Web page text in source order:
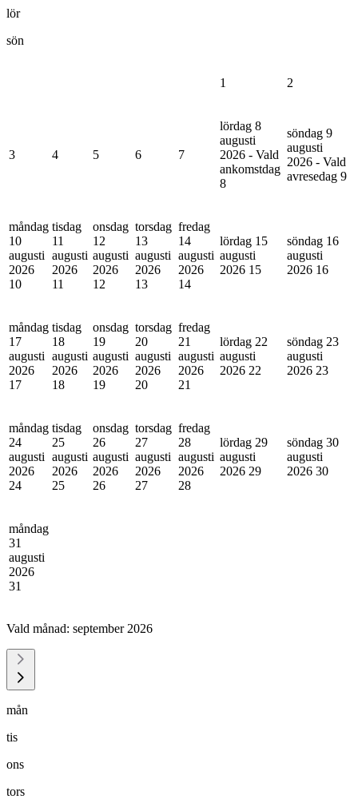
lör
sön
1 2
3 4 5 6 7
lördag 8
augusti
2026 - Vald
ankomstdag
8
söndag 9
augusti
2026 - Vald
avresedag 9
måndag
10
augusti
2026
10
tisdag
11
augusti
2026
11
onsdag
12
augusti
2026
12
torsdag
13
augusti
2026
13
fredag
14
augusti
2026
14
lördag 15
augusti
2026 15
söndag 16
augusti
2026 16
måndag
17
augusti
2026
17
tisdag
18
augusti
2026
18
onsdag
19
augusti
2026
19
torsdag
20
augusti
2026
20
fredag
21
augusti
2026
21
lördag 22
augusti
2026 22
söndag 23
augusti
2026 23
måndag
24
augusti
2026
24
tisdag
25
augusti
2026
25
onsdag
26
augusti
2026
26
torsdag
27
augusti
2026
27
fredag
28
augusti
2026
28
lördag 29
augusti
2026 29
söndag 30
augusti
2026 30
måndag
31
augusti
2026
31
Vald månad: september 2026
mån
tis
ons
tors